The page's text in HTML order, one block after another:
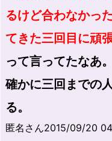
るけど合わなかっ
てきた三回目に頑
って言ってたなあ。
確かに三回までの
る。
匿名さん2015/09/20